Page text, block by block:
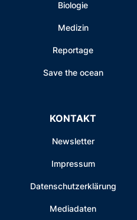
Biologie
Medizin
Reportage
Save the ocean
KONTAKT
Newsletter
Impressum
Datenschutzerklärung
Mediadaten